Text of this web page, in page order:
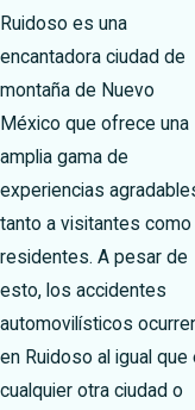
Ruidoso es una
encantadora ciudad de
montaña de Nuevo
México que ofrece una
amplia gama de
experiencias
tanto a visitantes como
residentes. A pesar de
esto, los accidentes
automovilísticos
en Ruidoso al igual que
cualquier otra ciudad o